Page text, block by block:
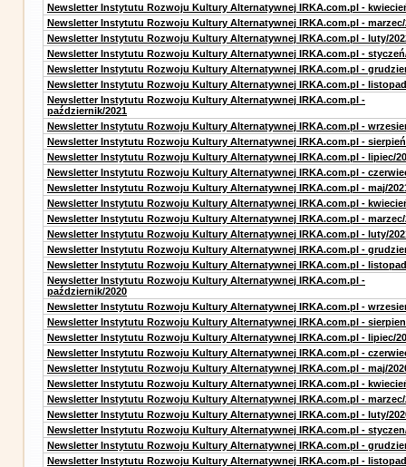
Newsletter Instytutu Rozwoju Kultury Alternatywnej IRKA.com.pl -
Newsletter Instytutu Rozwoju Kultury Alternatywnej IRKA.com.pl - marzec/
Newsletter Instytutu Rozwoju Kultury Alternatywnej IRKA.com.pl - luty/
Newsletter Instytutu Rozwoju Kultury Alternatywnej IRKA.com.pl -
Newsletter Instytutu Rozwoju Kultury Alternatywnej IRKA.com.pl -
Newsletter Instytutu Rozwoju Kultury Alternatywnej IRKA.com.pl -
Newsletter Instytutu Rozwoju Kultury Alternatywnej IRKA.com.pl -
październik/2021
Newsletter Instytutu Rozwoju Kultury Alternatywnej IRKA.com.pl -
Newsletter Instytutu Rozwoju Kultury Alternatywnej IRKA.com.pl -
Newsletter Instytutu Rozwoju Kultury Alternatywnej IRKA.com.pl - lipiec/
Newsletter Instytutu Rozwoju Kultury Alternatywnej IRKA.com.pl -
Newsletter Instytutu Rozwoju Kultury Alternatywnej IRKA.com.pl - maj/
Newsletter Instytutu Rozwoju Kultury Alternatywnej IRKA.com.pl -
Newsletter Instytutu Rozwoju Kultury Alternatywnej IRKA.com.pl - marzec/
Newsletter Instytutu Rozwoju Kultury Alternatywnej IRKA.com.pl - luty/
Newsletter Instytutu Rozwoju Kultury Alternatywnej IRKA.com.pl -
Newsletter Instytutu Rozwoju Kultury Alternatywnej IRKA.com.pl -
Newsletter Instytutu Rozwoju Kultury Alternatywnej IRKA.com.pl -
październik/2020
Newsletter Instytutu Rozwoju Kultury Alternatywnej IRKA.com.pl -
Newsletter Instytutu Rozwoju Kultury Alternatywnej IRKA.com.pl -
Newsletter Instytutu Rozwoju Kultury Alternatywnej IRKA.com.pl - lipiec/
Newsletter Instytutu Rozwoju Kultury Alternatywnej IRKA.com.pl -
Newsletter Instytutu Rozwoju Kultury Alternatywnej IRKA.com.pl - maj/
Newsletter Instytutu Rozwoju Kultury Alternatywnej IRKA.com.pl -
Newsletter Instytutu Rozwoju Kultury Alternatywnej IRKA.com.pl - marzec/
Newsletter Instytutu Rozwoju Kultury Alternatywnej IRKA.com.pl - luty/
Newsletter Instytutu Rozwoju Kultury Alternatywnej IRKA.com.pl -
Newsletter Instytutu Rozwoju Kultury Alternatywnej IRKA.com.pl -
Newsletter Instytutu Rozwoju Kultury Alternatywnej IRKA.com.pl -